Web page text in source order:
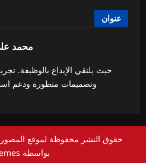
عنوان
محمد
حيث يلتقي الإبداع بالوظيفة.
وتصميمات متطورة ودعم
حقوق النشر محفوظة لموقع المصور
بواسطة AF themes.